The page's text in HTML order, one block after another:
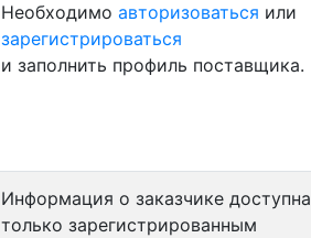
Необходимо авторизоваться или
зарегистрироваться
и заполнить профиль поставщика.
Информация о заказчике доступна
только зарегистрированным